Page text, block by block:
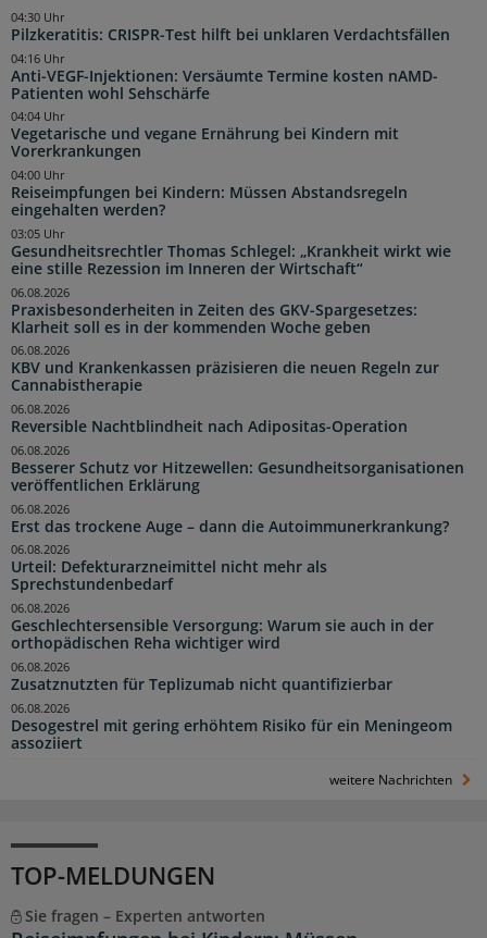
Pilzkeratitis: CRISPR-Test hilft bei unklaren Verdachtsfällen
04:30 Uhr
Anti-VEGF-Injektionen: Versäumte Termine kosten nAMD-
Patienten wohl Sehschärfe
04:16 Uhr
Vegetarische und vegane Ernährung bei Kindern mit
Vorerkrankungen
04:04 Uhr
Reiseimpfungen bei Kindern: Müssen Abstandsregeln
eingehalten werden?
04:00 Uhr
Gesundheitsrechtler Thomas Schlegel: „Krankheit wirkt wie
eine stille Rezession im Inneren der Wirtschaft“
03:05 Uhr
Praxisbesonderheiten in Zeiten des GKV-Spargesetzes:
Klarheit soll es in der kommenden Woche geben
06.08.2026
KBV und Krankenkassen präzisieren die neuen Regeln zur
Cannabistherapie
06.08.2026
Reversible Nachtblindheit nach Adipositas-Operation
06.08.2026
Besserer Schutz vor Hitzewellen: Gesundheitsorganisationen
veröffentlichen Erklärung
06.08.2026
Erst das trockene Auge – dann die Autoimmunerkrankung?
06.08.2026
Urteil: Defekturarzneimittel nicht mehr als
Sprechstundenbedarf
06.08.2026
Geschlechtersensible Versorgung: Warum sie auch in der
orthopädischen Reha wichtiger wird
06.08.2026
Zusatznutzten für Teplizumab nicht quantifizierbar
06.08.2026
Desogestrel mit gering erhöhtem Risiko für ein Meningeom
assoziiert
06.08.2026
weitere Nachrichten
TOP-MELDUNGEN
Sie fragen – Experten antworten